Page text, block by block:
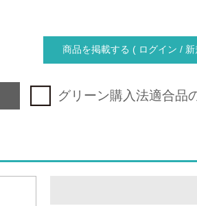
商品を掲載する ( ログイン / 新
グリーン購入法適合品